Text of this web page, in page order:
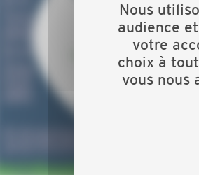
Nous
audience
votre
choix à
vous nous